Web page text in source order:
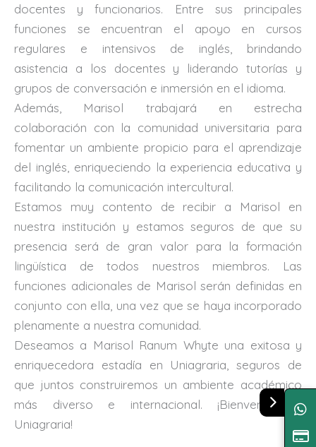
docentes y funcionarios. Entre sus principales
funciones se encuentran el apoyo en cursos
regulares e intensivos de inglés, brindando
asistencia a los docentes y liderando tutorías y
grupos de conversación e inmersión en el idioma.
Además, Marisol trabajará en estrecha
colaboración con la comunidad universitaria para
fomentar un ambiente propicio para el aprendizaje
del inglés, enriqueciendo la experiencia educativa y
facilitando la comunicación intercultural.
Estamos muy contento de recibir a Marisol en
nuestra institución y estamos seguros de que su
presencia será de gran valor para la formación
lingüística de todos nuestros miembros. Las
funciones adicionales de Marisol serán definidas en
conjunto con ella, una vez que se haya incorporado
plenamente a nuestra comunidad.
Deseamos a Marisol Ranum Whyte una exitosa y
enriquecedora estadía en Uniagraria, seguros de
que juntos construiremos un ambiente académico
más diverso e internacional. ¡Bienvenida a
Uniagraria!